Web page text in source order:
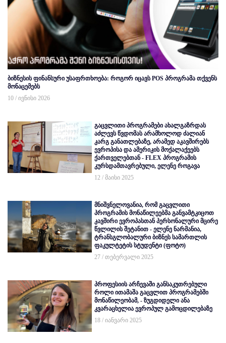
ბიზნესის ფინანსური უსაფრთხოება: როგორ იცავს POS პროგრამა თქვენს
მონაცემებს
10 / ივნისი 2026
გაცვლითი პროგრამები ახალგაზრდას
აძლევს წვდომას არამხოლოდ ძალიან
კარგ განათლებაზე, არამედ აკავშირებს
ევროპისა და ამერიკის მოქალაქეებს
ქართველებთან - FLEX პროგრამის
კურსდამთავრებული, ელენე როგავა
12 / მაისი 2025
მნიშვნელოვანია, რომ გაცვლითი
პროგრამის მონაწილეებმა განვამტკიცოთ
კავშირი ევროპასთან პერსონალური მცირე
წვლილის შეტანით - ელენე ნარმანია,
ტრანსგლობალური ბიზნეს სამართლის
ფაკულტეტის სტუდენტი (ფოტო)
27 / თებერვალი 2025
პროფესიის არჩევაში განსაკუთრებული
როლი ითამაშა გაცვლით პროგრამებში
მონაწილეობამ, - ზუგდიდელი ანა
კვარაცხელია ევროპულ გამოცდილებაზე
18 / იანვარი 2025